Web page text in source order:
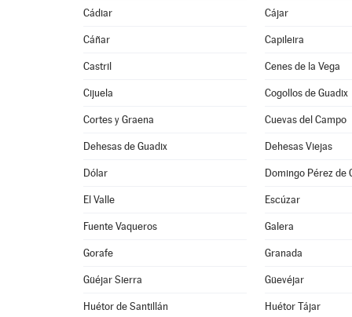
Cádiar Cájar
Cáñar Capileira
Castril Cenes de la Vega
Cijuela Cogollos de Guadix
Cortes y Graena Cuevas del Campo
Dehesas de Guadix Dehesas Viejas
Dólar Domingo Pérez de
El Valle Escúzar
Fuente Vaqueros Galera
Gorafe Granada
Güéjar Sierra Güevéjar
Huétor de Santillán Huétor Tájar